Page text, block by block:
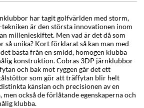
har tagit golfvärlden med storm,
tekniken är den största innovationen inom
millenieskiftet. Men vad är det då som
så unika? Kort förklarat så kan man med
bästa från en smidd, homogen klubba
konstruktion. Cobras 3DP järnklubbor
och bak mot ryggen går det ett
som gör att träffytan blir helt
känslan och precisionen av en
också de förlåtande egenskaperna och
klubba.